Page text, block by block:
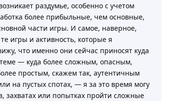
раздумье, особенно с учетом
более прибыльные, чем основные,
части игры. И самое, наверное,
игры и активность, которые я
что именно они сейчас приносят куда
— куда более сложным, опасным,
простым, скажем так, аутентичным
на пустых спотах, — я за это время могу
или попытках пройти сложные